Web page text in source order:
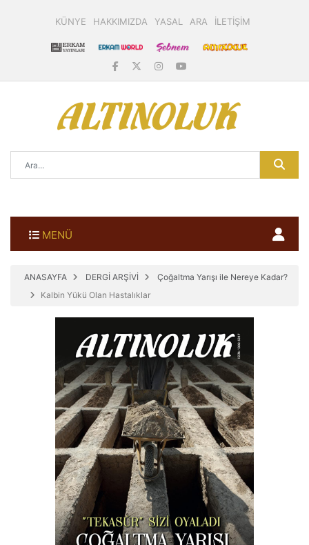
KÜNYE HAKKIMIZDA YASAL ARA İLETİŞİM
MENÜ
ANASAYFA DERGİ ARŞİVİ
Çoğaltma Yarışı ile Nereye Kadar?
Kalbin Yükü Olan Hastalıklar